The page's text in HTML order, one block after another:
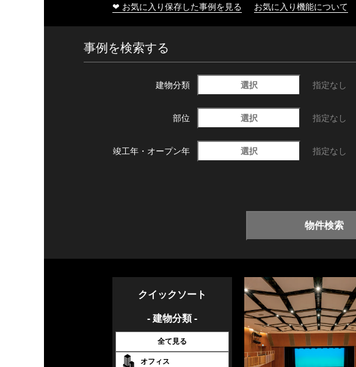
❤ お気に入り保存した事例を見る お気に入り機能について
事例を検索する
建物分類 選択 指定なし
部位 選択 指定なし
竣工年・ オープン年 選択 指定なし
物件検索
クイックソート
- 建物分類 -
全て見る
オフィス